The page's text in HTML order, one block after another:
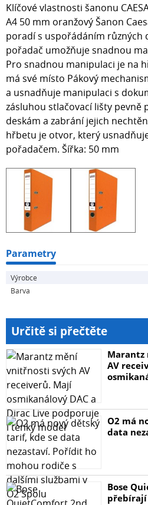
Klíčové vlastnosti šanonu
A4 50 mm oranžový Šanon
poradí s uspořádáním různých
pořadač umožňuje snadnou
Pro snadnou manipulaci je na
má své místo Pákový
a usnadňuje manipulaci s
zásluhou stlačovací lišty pevně
deskám a zabrání jejich
hřbetu je otvor, který
pořadačem. Šířka: 50 mm
Parametry
Výrobce
Barva
Určitě si přečtěte
Marantz
AV
O2 má
data
Bose
přebírají